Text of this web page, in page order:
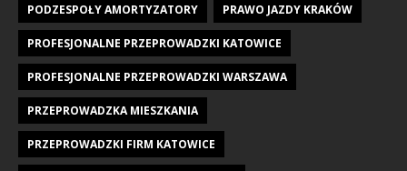
PODZESPOŁY AMORTYZATORY PRAWO JAZDY KRAKÓW
PROFESJONALNE PRZEPROWADZKI KATOWICE
PROFESJONALNE PRZEPROWADZKI WARSZAWA
PRZEPROWADZKA MIESZKANIA
PRZEPROWADZKI FIRM KATOWICE